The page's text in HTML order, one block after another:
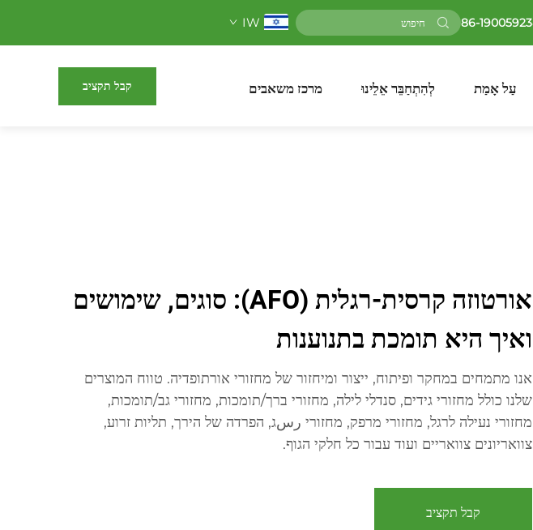
IW
עַל אָמַת לְהִתְחַבֵּר אֵלֵינוּ מרכז משאבים קבל תקציב
אורטוזה קרסית-רגלית (AFO): סוגים, שימושים
ואיך היא תומכת בתנוענות
אנו מתמחים במחקר ופיתוח, ייצור ומיחזור של מחזורי אורתופדיה. טווח המוצרים
שלנו כולל מחזורי גידים, סנדלי לילה, מחזורי ברך/תומכות, מחזורי גב/תומכות,
מחזורי נעילה לרגל, מחזורי מרפק, מחזורי رسג, הפרדה של הירך, תליות זרוע,
צוואריונים צוואריים ועוד עבור כל חלקי הגוף.
קבל תקציב